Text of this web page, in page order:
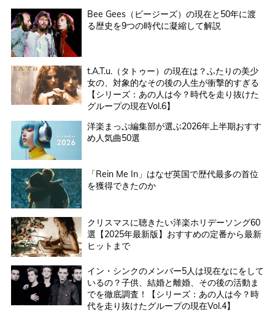
Bee Gees（ビージーズ）の現在と50年に渡
る歴史を9つの時代に凝縮して解説
t.A.T.u.（タトゥー）の現在は？ふたりの美少
女の、対象的なその後の人生が衝撃的すぎる
【シリーズ：あの人は今？時代を走り抜けた
グループの現在Vol.6】
洋楽まっぷ編集部が選ぶ2026年上半期おすす
め人気曲50選
「Rein Me In」はなぜ英国で歴代最多の首位
を獲得できたのか
クリスマスに聴きたい洋楽ホリデーソング60
選【2025年最新版】おすすめの定番から最新
ヒットまで
イン・シンクのメンバー5人は現在なにをして
いるの？子供、結婚と離婚、その後の活動ま
でを徹底調査！【シリーズ：あの人は今？時
代を走り抜けたグループの現在Vol.4】